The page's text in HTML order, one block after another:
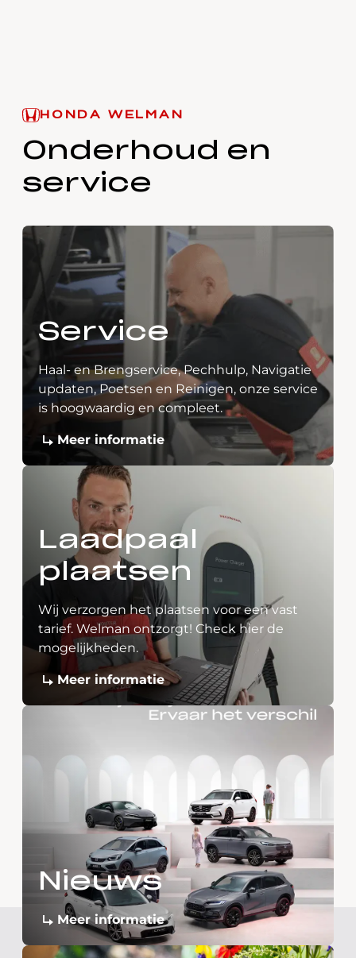
HONDA WELMAN
Onderhoud en
service
Service
Haal- en Brengservice, Pechhulp, Navigatie
updaten, Poetsen en Reinigen, onze service
is hoogwaardig en compleet.
Meer informatie
Laadpaal
plaatsen
Wij verzorgen het plaatsen voor een vast
tarief. Welman ontzorgt! Check hier de
mogelijkheden.
Meer informatie
Nieuws
Meer informatie